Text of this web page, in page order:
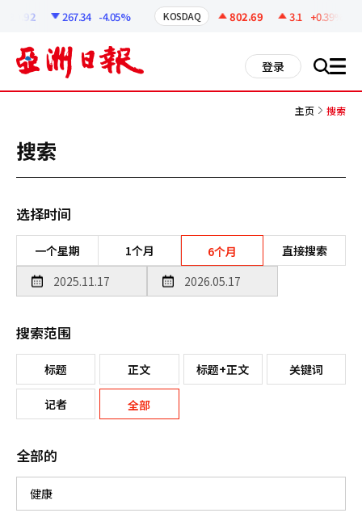
267.34 -4.05% KOSDAQ 802.69 3.1 +0.39%
登录 搜 all
主页 搜索
搜索
选择时间
一个星期 1个月 6个月 直接搜索
搜索范围
标题 正文 标题+正文 关键词
记者 全部
全部的